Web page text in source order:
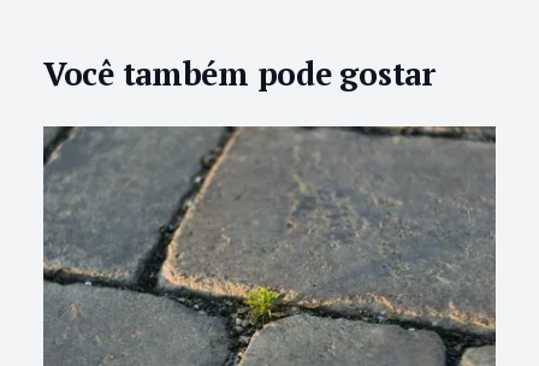
Você também pode gostar